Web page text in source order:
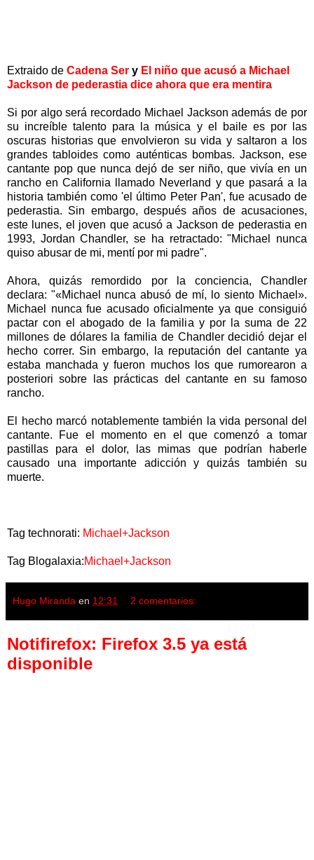
Extraido de Cadena Ser y El niño que acusó a Michael
Jackson de pederastia dice ahora que era mentira
Si por algo será recordado Michael Jackson además de por
su increíble talento para la música y el baile es por las
oscuras historias que envolvieron su vida y saltaron a los
grandes tabloides como auténticas bombas. Jackson, ese
cantante pop que nunca dejó de ser niño, que vivía en un
rancho en California llamado Neverland y que pasará a la
historia también como 'el último Peter Pan', fue acusado de
pederastia. Sin embargo, después años de acusaciones,
este lunes, el joven que acusó a Jackson de pederastia en
1993, Jordan Chandler, se ha retractado: "Michael nunca
quiso abusar de mi, mentí por mi padre".
Ahora, quizás remordido por la conciencia, Chandler
declara: "«Michael nunca abusó de mí, lo siento Michael».
Michael nunca fue acusado oficialmente ya que consiguió
pactar con el abogado de la familia y por la suma de 22
millones de dólares la familia de Chandler decidió dejar el
hecho correr. Sin embargo, la reputación del cantante ya
estaba manchada y fueron muchos los que rumorearon a
posteriori sobre las prácticas del cantante en su famoso
rancho.
El hecho marcó notablemente también la vida personal del
cantante. Fue el momento en el que comenzó a tomar
pastillas para el dolor, las mimas que podrían haberle
causado una importante adicción y quizás también su
muerte.
Tag technorati: Michael+Jackson
Tag Blogalaxia:Michael+Jackson
Hugo Miranda en 12:31 2 comentarios:
Notifirefox: Firefox 3.5 ya está
disponible